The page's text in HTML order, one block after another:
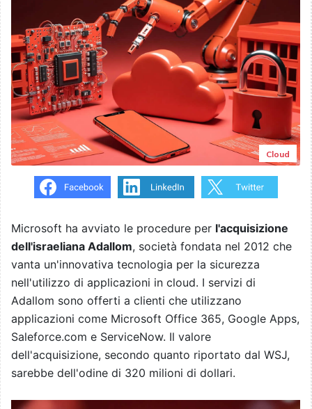
Cloud
Microsoft ha avviato le procedure per l'acquisizione
dell'israeliana Adallom, società fondata nel 2012 che
vanta un'innovativa tecnologia per la sicurezza
nell'utilizzo di applicazioni in cloud. I servizi di
Adallom sono offerti a clienti che utilizzano
applicazioni come Microsoft Office 365, Google Apps,
Saleforce.com e ServiceNow. Il valore
dell'acquisizione, secondo quanto riportato dal WSJ,
sarebbe dell'odine di 320 milioni di dollari.